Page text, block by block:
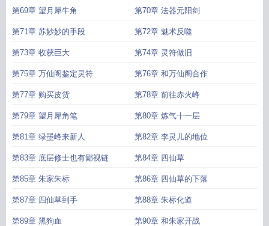
第69章 望月犀牛角 第70章 法器元阳剑
第71章 苏妙妙的手段 第72章 魅术反噬
第73章 收获巨大 第74章 灵符做旧
第75章 万仙阁鉴定灵符 第76章 和万仙阁合作
第77章 购买皮货 第78章 前往赤火峰
第79章 望月犀角笔 第80章 炼气十一层
第81章 绿墨峰来新人 第82章 李灵儿的地位
第83章 底层修士也有鄙视链 第84章 四仙草
第85章 朱家朱标 第86章 四仙草的下落
第87章 四仙草到手 第88章 朱标化道
第89章 黑狗血 第90章 和朱家开战